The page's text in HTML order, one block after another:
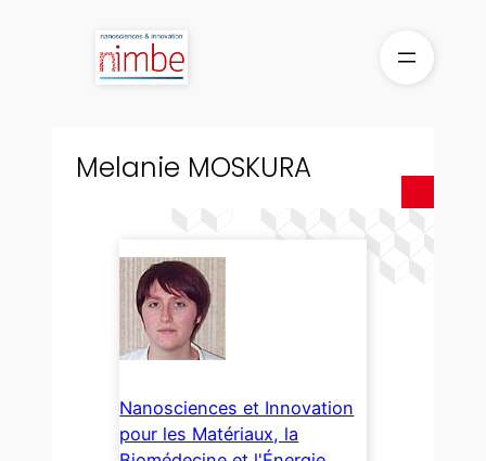
Melanie MOSKURA
Nanosciences et Innovation
pour les Matériaux, la